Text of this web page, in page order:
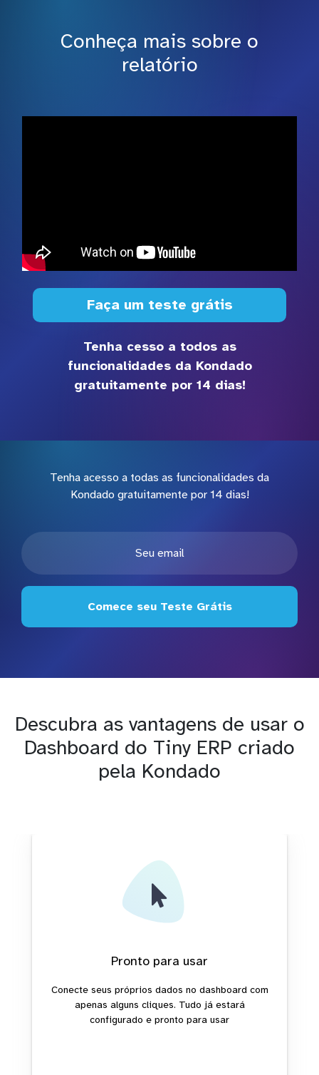
Conheça mais sobre o
relatório
Faça um teste grátis
Tenha cesso a todos as
funcionalidades da Kondado
gratuitamente por 14 dias!
Tenha acesso a todas as funcionalidades da
Kondado gratuitamente por 14 dias!
Comece seu Teste Grátis
Descubra as vantagens de usar o
Dashboard do Tiny ERP criado
pela Kondado
Pronto para usar
Conecte seus próprios dados no dashboard com
apenas alguns cliques. Tudo já estará
configurado e pronto para usar